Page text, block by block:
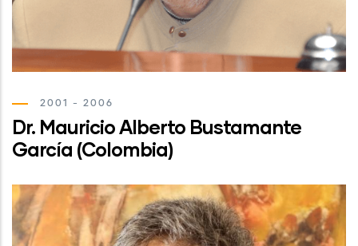
2001 - 2006
Dr. Mauricio Alberto Bustamante
García (Colombia)